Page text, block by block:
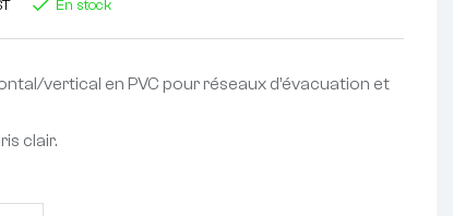
En stock
vertical en PVC pour réseaux d’évacuation et
clair.